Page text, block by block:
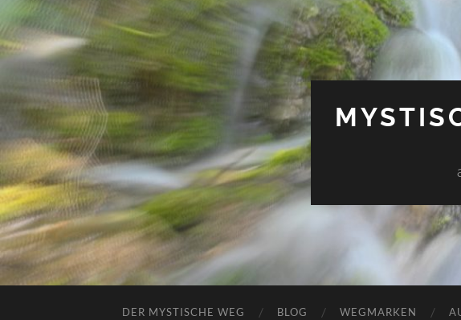
DER MYSTISCHE WEG BLOG WEGMARKEN